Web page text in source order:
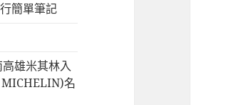
簡單筆記
雄米其林入
名